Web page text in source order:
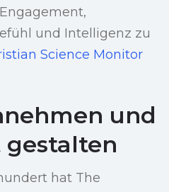
und Intelligenz zu
Science Monitor
und
hat The